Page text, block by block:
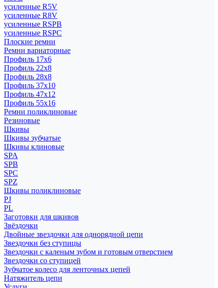
усиленные R5V
усиленные R8V
усиленные RSPB
усиленные RSPC
Плоские ремни
Ремни вариаторные
Профиль 17x6
Профиль 22x8
Профиль 28x8
Профиль 37x10
Профиль 47x12
Профиль 55x16
Ремни поликлиновые
Резиновые
Шкивы
Шкивы зубчатые
Шкивы клиновые
SPA
SPB
SPC
SPZ
Шкивы поликлиновые
PJ
PL
Заготовки для шкивов
Звёздочки
Двойные звездочки для однорядной цепи
Звездочки без ступицы
Звездочки с каленым зубом и готовым отверстием
Звездочки со ступицей
Зубчатое колесо для ленточных цепей
Натяжитель цепи